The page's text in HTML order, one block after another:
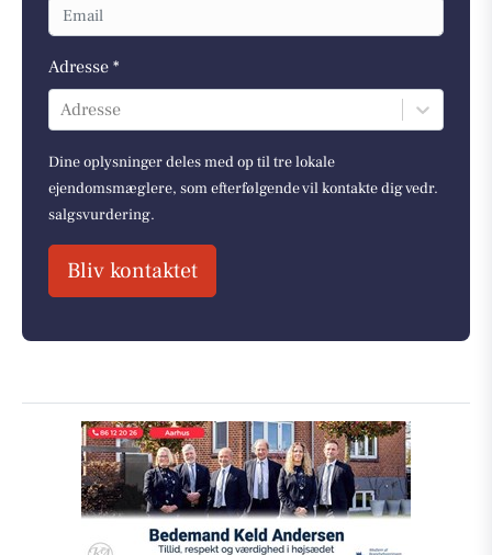
Adresse *
Adresse
Dine oplysninger deles med op til tre lokale
ejendomsmæglere, som efterfølgende vil kontakte dig vedr.
salgsvurdering.
Bliv kontaktet